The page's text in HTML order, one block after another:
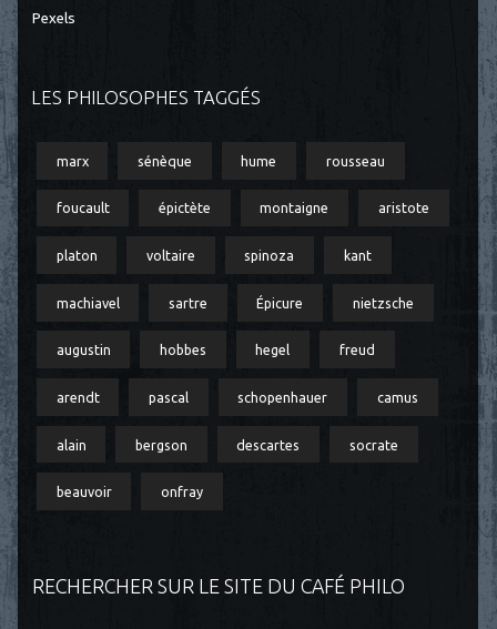
Pexels
LES PHILOSOPHES TAGGÉS
marx sénèque hume rousseau
foucault épictète montaigne aristote
platon voltaire spinoza kant
machiavel sartre Épicure nietzsche
augustin hobbes hegel freud
arendt pascal schopenhauer camus
alain bergson descartes socrate
beauvoir onfray
RECHERCHER SUR LE SITE DU CAFÉ PHILO